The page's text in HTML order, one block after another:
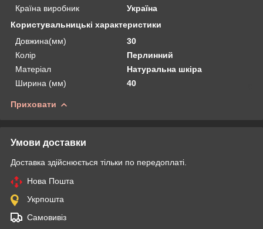
Країна виробник
Україна
Користувальницькі характеристики
Довжина(мм)
30
Колір
Перлинний
Матеріал
Натуральна шкіра
Ширина (мм)
40
Приховати
Умови доставки
Доставка здійснюється тільки по передоплаті.
Нова Пошта
Укрпошта
Самовивіз